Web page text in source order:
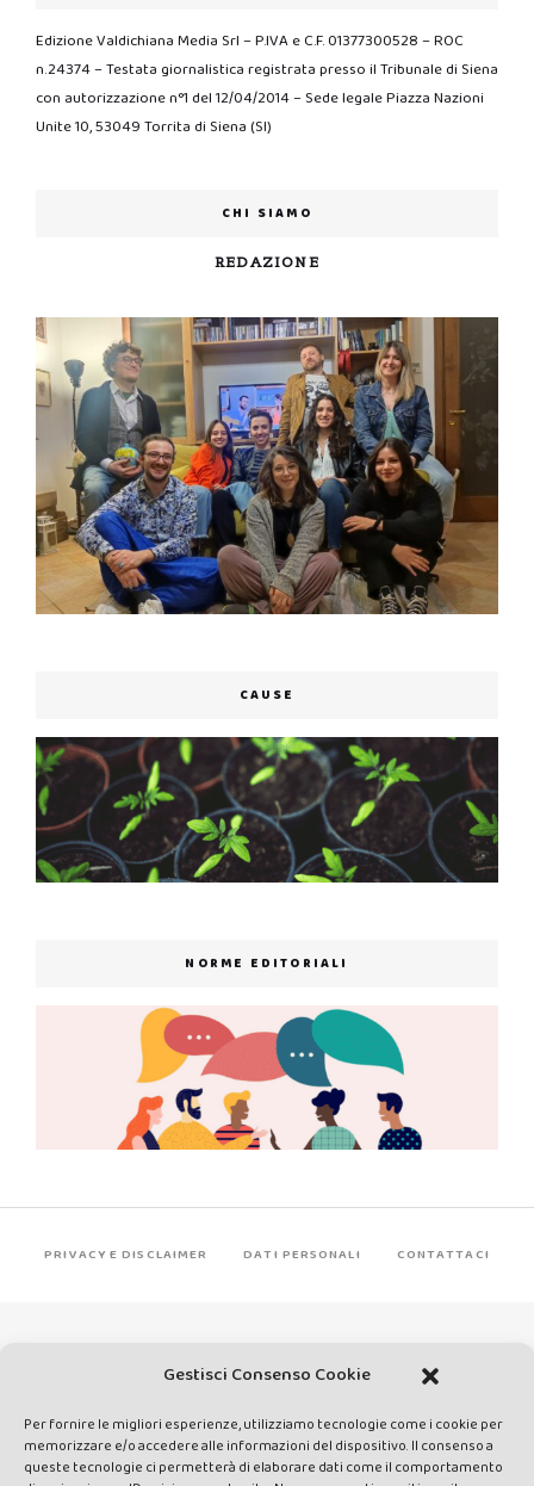
Gestisci Consenso Cookie
Per fornire le migliori esperienze, utilizziamo tecnologie come i cookie per
memorizzare e/o accedere alle informazioni del dispositivo. Il consenso a
queste tecnologie ci permetterà di elaborare dati come il comportamento
Edizione Valdichiana Media Srl – P.IVA e C.F. 01377300528 – ROC
n.24374 – Testata giornalistica registrata presso il Tribunale di Siena
con autorizzazione n°1 del 12/04/2014 – Sede legale Piazza Nazioni
Unite 10, 53049 Torrita di Siena (SI)
CHI SIAMO
REDAZIONE
CAUSE
NORME EDITORIALI
PRIVACY E DISCLAIMER DATI PERSONALI CONTATTACI
Made by Avatar Web Communication © Copyright 2013-2026. All
rights reserved - Testata registrata presso il Tribunale di Siena con